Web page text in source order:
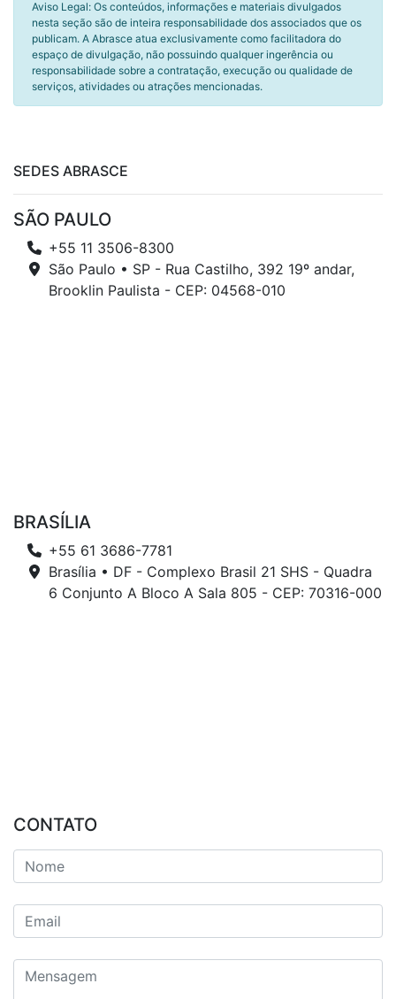
Aviso Legal: Os conteúdos, informações e materiais divulgados
nesta seção são de inteira responsabilidade dos associados que os
publicam. A Abrasce atua exclusivamente como facilitadora do
espaço de divulgação, não possuindo qualquer ingerência ou
responsabilidade sobre a contratação, execução ou qualidade de
serviços, atividades ou atrações mencionadas.
SEDES ABRASCE
SÃO PAULO
+55 11 3506-8300
São Paulo • SP - Rua Castilho, 392 19º andar,
Brooklin Paulista - CEP: 04568-010
BRASÍLIA
+55 61 3686-7781
Brasília • DF - Complexo Brasil 21 SHS - Quadra
6 Conjunto A Bloco A Sala 805 - CEP: 70316-000
CONTATO